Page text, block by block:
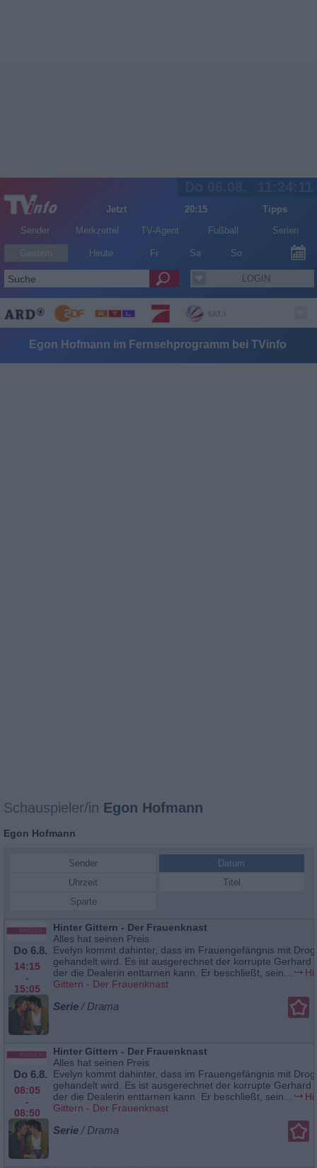
Jetzt 20:15
Tipps
Sender
Merkzettel TV-Agent Fußball Serien
Heute Fr Sa So
LOGIN
Egon Hofmann im Fernsehprogramm bei TVinfo
Schauspieler/in Egon Hofmann
Egon Hofmann
Sender
Datum
Uhrzeit
Titel
Sparte
Do 6.8.
14:15
-
15:05
Hinter Gittern - Der Frauenknast
Alles hat seinen Preis
Evelyn kommt dahinter, dass im Frauengefängnis mit
gehandelt wird. Es ist ausgerechnet der korrupte Gerhard
der die Dealerin enttarnen kann. Er beschließt, sein...
Gittern - Der Frauenknast
Serie / Drama
Do 6.8.
08:05
-
08:50
Hinter Gittern - Der Frauenknast
Alles hat seinen Preis
Evelyn kommt dahinter, dass im Frauengefängnis mit
gehandelt wird. Es ist ausgerechnet der korrupte Gerhard
der die Dealerin enttarnen kann. Er beschließt, sein...
Gittern - Der Frauenknast
Serie / Drama